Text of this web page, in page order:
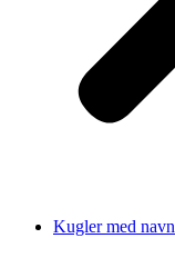
Kugler med navn